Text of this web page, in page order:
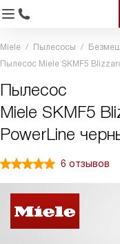
Miele Пылесосы
Пылесос Miele SKMF5
Пылесос
Miele SKMF5
PowerLine
6 отзывов